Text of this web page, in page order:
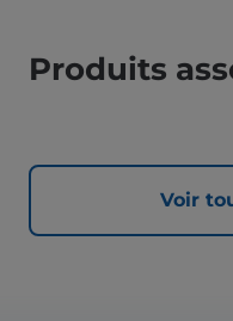
Produits
Voir